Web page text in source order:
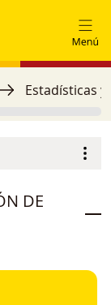
Estadísticas
DE